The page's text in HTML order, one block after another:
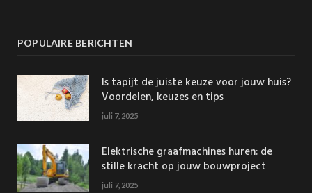
POPULAIRE BERICHTEN
Is tapijt de juiste keuze voor jouw huis?
Voordelen, keuzes en tips
juli 7, 2025
Elektrische graafmachines huren: de
stille kracht op jouw bouwproject
juli 7, 2025